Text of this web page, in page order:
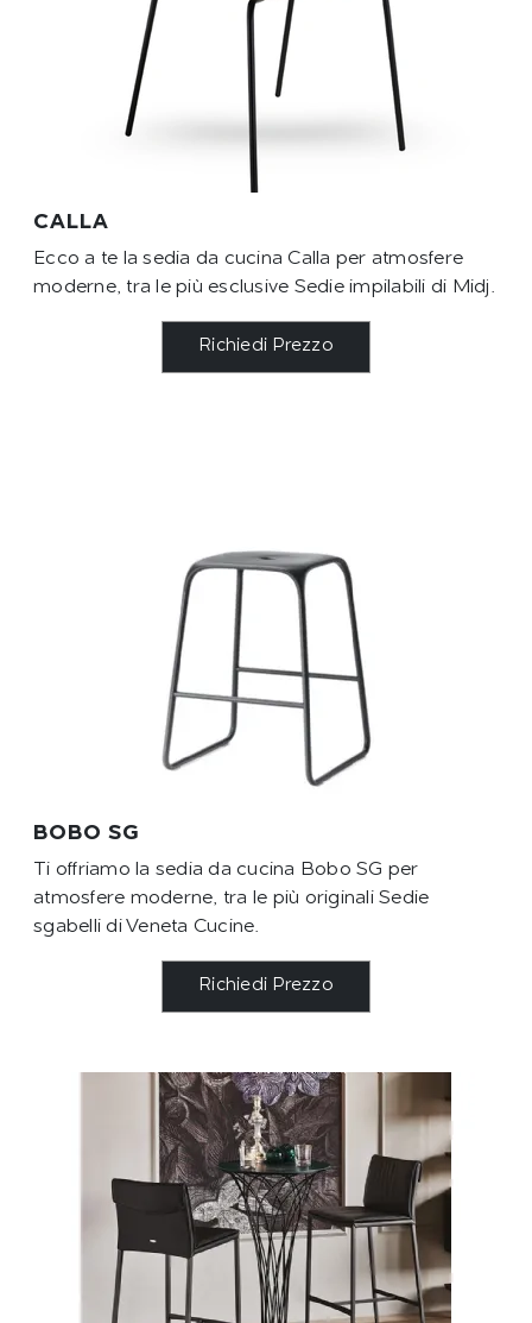
CALLA
Ecco a te la sedia da cucina Calla per atmosfere
moderne, tra le più esclusive Sedie impilabili di Midj.
Richiedi Prezzo
BOBO SG
Ti offriamo la sedia da cucina Bobo SG per
atmosfere moderne, tra le più originali Sedie
sgabelli di Veneta Cucine.
Richiedi Prezzo